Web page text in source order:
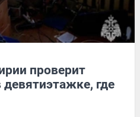
проверит
девятиэтажке, где